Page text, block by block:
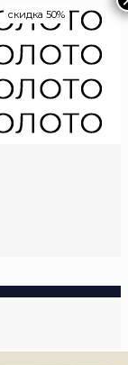
скидка 50%